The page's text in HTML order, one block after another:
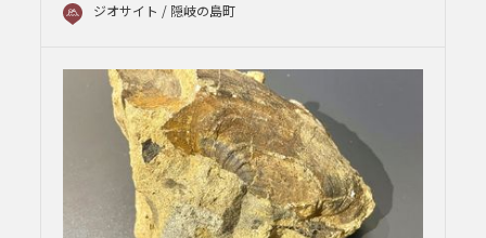
ジオサイト / 隠岐の島町